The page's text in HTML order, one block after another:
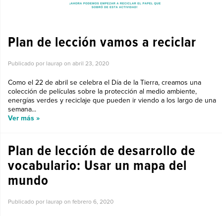
Plan de lección vamos a reciclar
Publicado por laurap on abril 23, 2020
Como el 22 de abril se celebra el Día de la Tierra, creamos una
colección de películas sobre la protección al medio ambiente,
energías verdes y reciclaje que pueden ir viendo a los largo de una
semana...
Ver más »
Plan de lección de desarrollo de
vocabulario: Usar un mapa del
mundo
Publicado por laurap on febrero 6, 2020